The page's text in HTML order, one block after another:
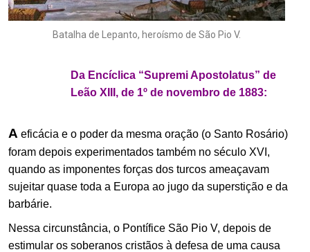
Batalha de Lepanto, heroísmo de São Pio V.
Da Encíclica “Supremi Apostolatus” de
Leão XIII, de 1º de novembro de 1883:
A eficácia e o poder da mesma oração (o Santo Rosário)
foram depois experimentados também no século XVI,
quando as imponentes forças dos turcos ameaçavam
sujeitar quase toda a Europa ao jugo da superstição e da
barbárie.
Nessa circunstância, o Pontífice São Pio V, depois de
estimular os soberanos cristãos à defesa de uma causa